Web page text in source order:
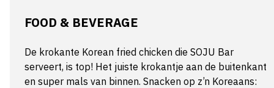
FOOD & BEVERAGE
De krokante Korean fried chicken die SOJU Bar
serveert, is top! Het juiste krokantje aan de buitenkant
en super mals van binnen. Snacken op z’n Koreaans: